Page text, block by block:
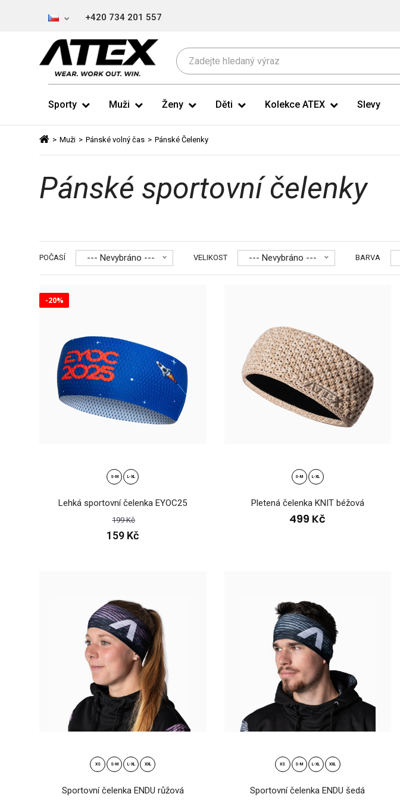
+420 734 201 557
Sporty Muži Ženy Děti Kolekce ATEX Slevy
> Muži > Pánské volný čas > Pánské Čelenky
Pánské sportovní čelenky
POČASÍ --- Nevybráno --- VELIKOST --- Nevybráno --- BARVA
159 Kč
Pletená čelenka KNIT béžová
Pletená čelenka KNIT černá-melange
499 Kč
-20%
S-M L-XL
Lehká sportovní čelenka EYOC25
199 Kč
159 Kč
S-M L-XL
Pletená čelenka KNIT béžová
499 Kč
XS S-M L-XL XXL
Sportovní čelenka ENDU růžová
XS S-M L-XL XXL
Sportovní čelenka ENDU šedá